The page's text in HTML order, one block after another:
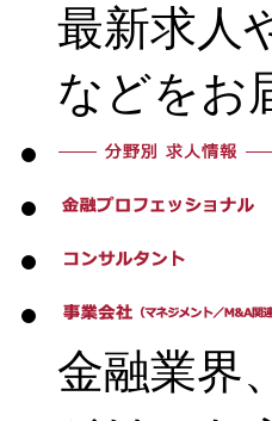
最新求人
などをお
金融業界